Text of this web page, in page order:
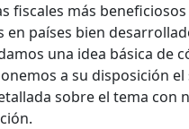
fiscales más
en países bien
una idea básica de
a su disposición
sobre el tema con